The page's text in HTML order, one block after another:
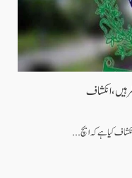
انکشاف کیا ہے کہ ایچ...